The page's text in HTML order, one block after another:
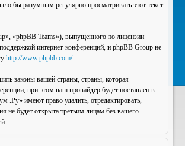
бы разумным регулярно просматривать этот текст
«phpBB Teams»), выпущенного по лицензии
интернет-конференций, и phpBB Group не
http://www.phpbb.com/.
законы вашей страны, страны, которая
при этом ваш провайдер будет поставлен в
.Ру» имеют право удалить, отредактировать,
не будет открыта третьим лицам без вашего